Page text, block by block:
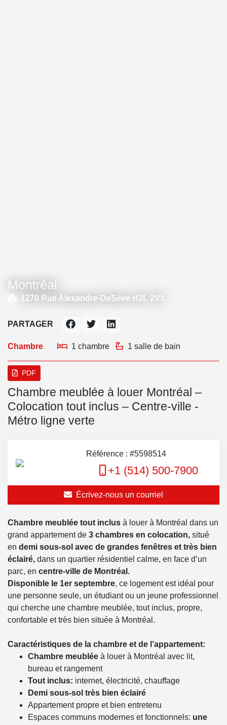
Montréal
1270 Rue Alexandre-DeSève H2L 2V1
Chambre 1 chambre 1 salle de bain
PARTAGER
PDF
Chambre meublée à louer Montréal –
Colocation tout inclus – Centre-ville -
Métro ligne verte
Référence : #5598514
+1 (514) 500-7900
Écrivez-nous un courriel
Chambre meublée tout inclus à louer à Montréal dans un
grand appartement de 3 chambres en colocation, situé
en demi sous-sol avec de grandes fenêtres et très bien
éclairé, dans un quartier résidentiel calme, en face d’un
parc, en centre-ville de Montréal.
Disponible le 1er septembre, ce logement est idéal pour
une personne seule, un étudiant ou un jeune professionnel
qui cherche une chambre meublée, tout inclus, propre,
confortable et très bien située à Montréal.
Caractéristiques de la chambre et de l’appartement:
Chambre meublée à louer à Montréal avec lit,
bureau et rangement
Tout inclus: internet, électricité, chauffage
Demi sous-sol très bien éclairé
Appartement propre et bien entretenu
Espaces communs modernes et fonctionnels: une